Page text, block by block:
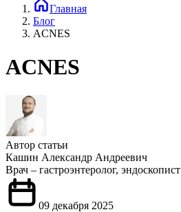
Главная
Блог
ACNES
ACNES
Автор статьи
Кашин Александр Андреевич
Врач – гастроэнтеролог, эндоскопист
09 декабря 2025